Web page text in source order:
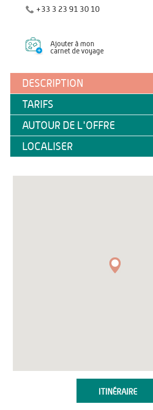
+33 3 23 91 30 10
Ajouter à mon
carnet de voyage
DESCRIPTION
TARIFS
AUTOUR DE L'OFFRE
LOCALISER
ITINÉRAIRE